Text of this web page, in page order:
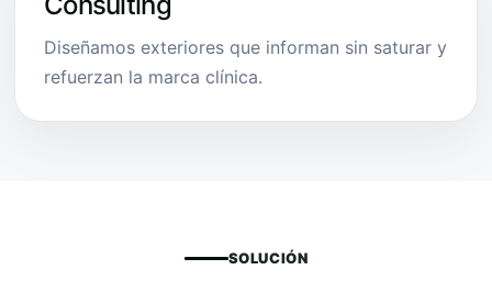
Diseñamos exteriores que informan sin saturar y
refuerzan la marca clínica.
SOLUCIÓN